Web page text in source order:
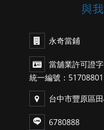
與
永奇當鋪
當舖業許可證
統一編號：51708801
台中市豐原區
6780888